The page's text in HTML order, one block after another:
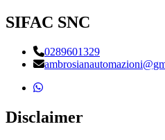
SIFAC SNC
0289601329
Disclaimer